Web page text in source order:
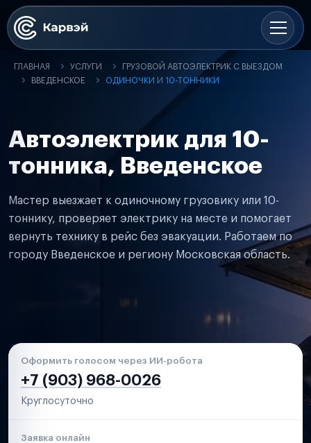
ГЛАВНАЯ УСЛУГИ
ГРУЗОВОЙ АВТОЭЛЕКТРИК С ВЫЕЗДОМ
ВВЕДЕНСКОЕ
ОДИНОЧКИ И 10-ТОННИКИ
Автоэлектрик для 10-
тонника, Введенское
Мастер выезжает к одиночному грузовику или 10-
тоннику, проверяет электрику на месте и помогает
вернуть технику в рейс без эвакуации. Работаем по
городу Введенское и региону Московская область.
Оформить голосом через ИИ-робота
+7 (903) 968-0026
Круглосуточно
Заявка онлайн